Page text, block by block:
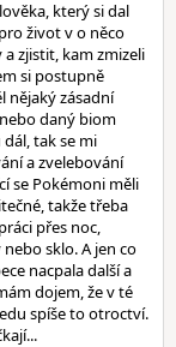
který si dal
život v o něco
zjistit, kam zmizeli
si postupně
nějaký zásadní
daný biom
tak se mi
a zvelebování
se Pokémoni měli
takže třeba
přes noc,
sklo. A jen co
nacpala další a
dojem, že v té
spíše to otroctví.